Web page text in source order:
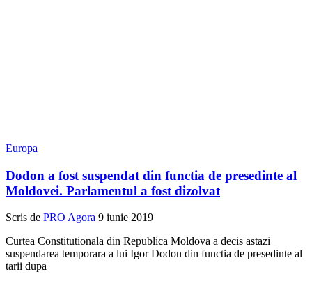
Europa
Dodon a fost suspendat din functia de presedinte al
Moldovei. Parlamentul a fost dizolvat
Scris de PRO Agora 9 iunie 2019
Curtea Constitutionala din Republica Moldova a decis astazi
suspendarea temporara a lui Igor Dodon din functia de presedinte al
tarii dupa